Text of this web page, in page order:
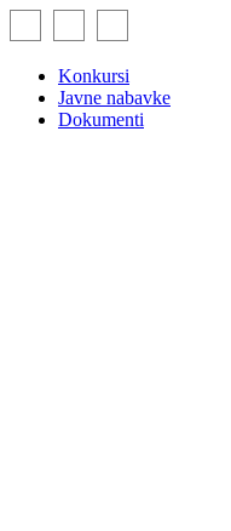
to
Konkursi
Javne nabavke
Dokumenti